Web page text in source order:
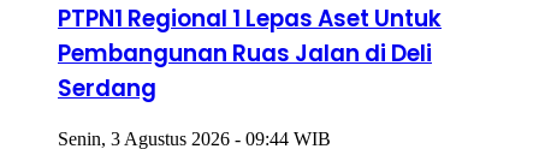
PTPN1 Regional 1 Lepas Aset Untuk
Pembangunan Ruas Jalan di Deli
Serdang
Senin, 3 Agustus 2026 - 09:44 WIB